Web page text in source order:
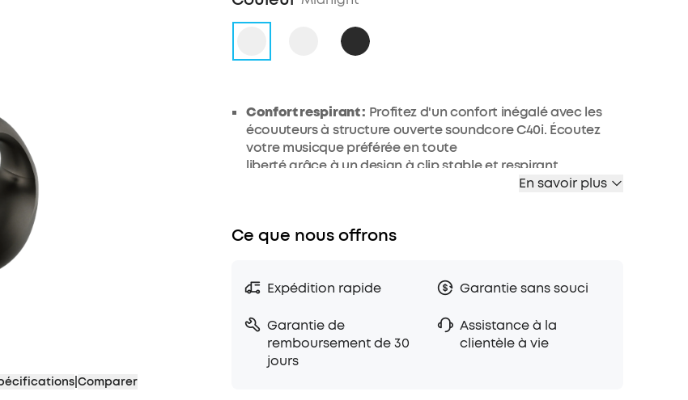
Comparer
Confort respirant : Profitez d'un confort inégalé avec les
écouuteurs à structure ouverte soundcore C40i. Écoutez
votre musicque préférée en toute
liberté grâce à un design à clip stable et respirant.
Les soundcore C40i sont conçus avec
une durabilité de 1 000 courbures² et s'adaptent à vos
Appels clairs améliorés par IA :Soyez entendu même
dansles environnements bruyants avec les écouteurs à clip
soundcore C40i. L'algorithme d'IA avancé et les
microphones stratégiquement positionnés voous offrent
des discussions nettes et précises
Commandes intuitives :
En savoir plus
Ce que nous offrons
Expédition rapide Garantie sans souci
Garantie de
remboursement de 30
jours
Assistance à la
clientèle à vie